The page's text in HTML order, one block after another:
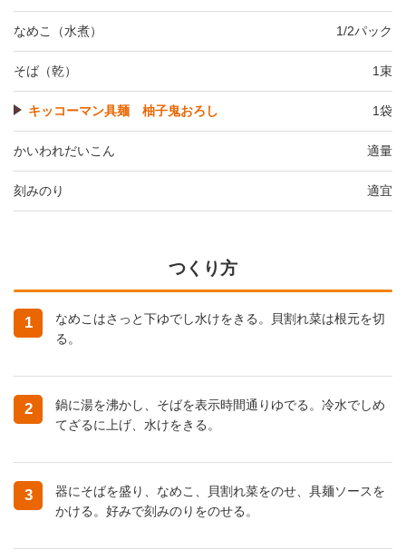
なめこ（水煮） 1/2パック
そば（乾） 1束
キッコーマン具麺 柚子鬼おろし 1袋
かいわれだいこん 適量
刻みのり 適宜
つくり方
1
なめこはさっと下ゆでし水けをきる。貝割れ菜は根元を切
る。
2
鍋に湯を沸かし、そばを表示時間通りゆでる。冷水でしめ
てざるに上げ、水けをきる。
3
器にそばを盛り、なめこ、貝割れ菜をのせ、具麺ソースを
かける。好みで刻みのりをのせる。